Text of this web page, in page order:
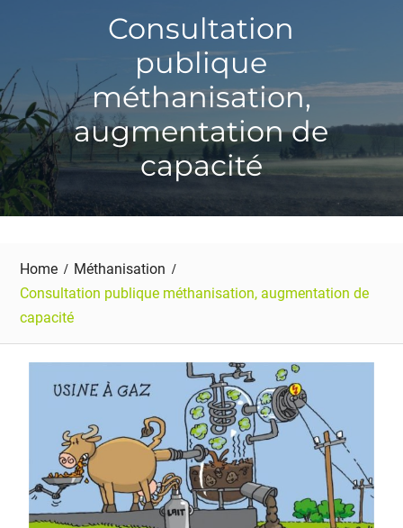
Consultation
publique
méthanisation,
augmentation de
capacité
Home
Méthanisation
Consultation publique méthanisation, augmentation de
capacité